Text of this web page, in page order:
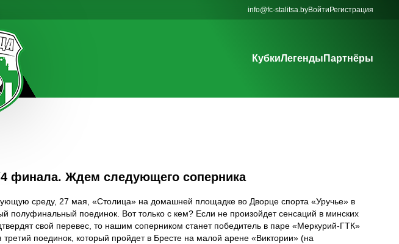
info@fc-stalitsa.byВойти Регистрация
КубкиЛегенды Партнёры
финала. Ждем следующего соперника
среду, 27 мая, «Столица» на домашней площадке во Дворце спорта «Уручье» в
полуфинальный поединок. Вот только с кем? Если не произойдет сенсаций в минских
свой перевес, то нашим соперником станет победитель в паре «Меркурий-ГТК»
поединок, который пройдет в Бресте на малой арене «Виктории» (на